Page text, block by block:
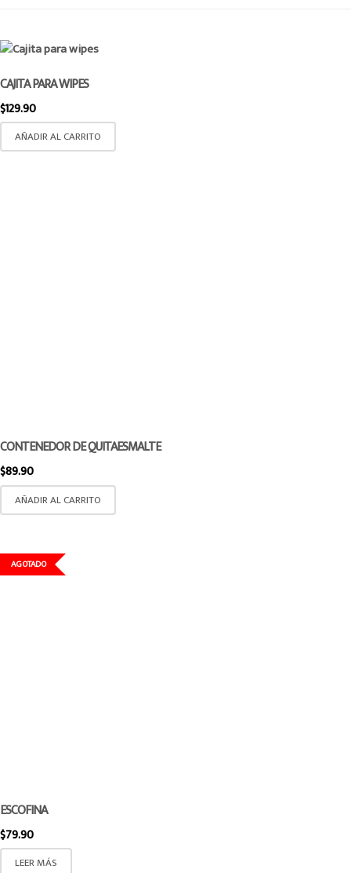
CAJITA PARA WIPES
$129.90
AÑADIR AL CARRITO
CONTENEDOR DE QUITAESMALTE
$89.90
AÑADIR AL CARRITO
AGOTADO
ESCOFINA
$79.90
LEER MÁS